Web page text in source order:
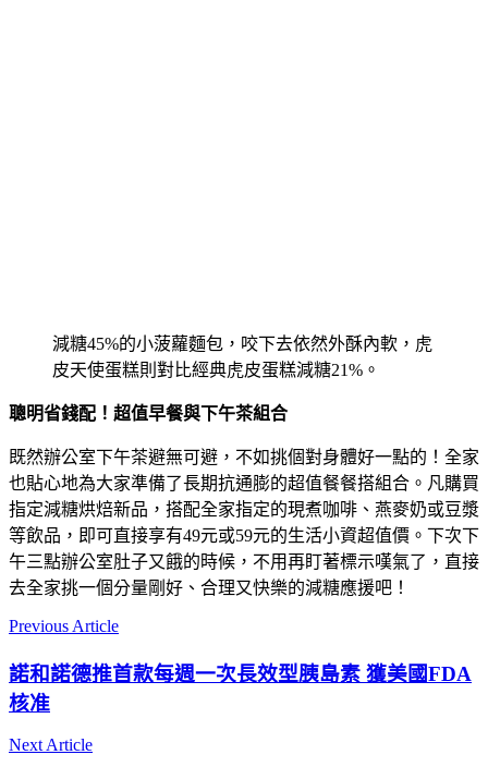
減糖45%的小菠蘿麵包，咬下去依然外酥內軟，虎
皮天使蛋糕則對比經典虎皮蛋糕減糖21%。
聰明省錢配！超值早餐與下午茶組合
既然辦公室下午茶避無可避，不如挑個對身體好一點的！全家
也貼心地為大家準備了長期抗通膨的超值餐餐搭組合。凡購買
指定減糖烘焙新品，搭配全家指定的現煮咖啡、燕麥奶或豆漿
等飲品，即可直接享有49元或59元的生活小資超值價。下次下
午三點辦公室肚子又餓的時候，不用再盯著標示嘆氣了，直接
去全家挑一個分量剛好、合理又快樂的減糖應援吧！
Previous Article
諾和諾德推首款每週一次長效型胰島素 獲美國FDA
核准
Next Article